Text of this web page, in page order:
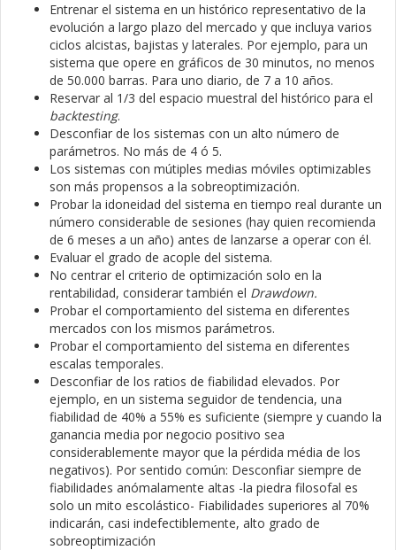
Entrenar el sistema en un histórico representativo de la
evolución a largo plazo del mercado y que incluya varios
ciclos alcistas, bajistas y laterales. Por ejemplo, para un
sistema que opere en gráficos de 30 minutos, no menos
de 50.000 barras. Para uno diario, de 7 a 10 años.
Reservar al 1/3 del espacio muestral del histórico para el
backtesting.
Desconfiar de los sistemas con un alto número de
parámetros. No más de 4 ó 5.
Los sistemas con mútiples medias móviles optimizables
son más propensos a la sobreoptimización.
Probar la idoneidad del sistema en tiempo real durante un
número considerable de sesiones (hay quien recomienda
de 6 meses a un año) antes de lanzarse a operar con él.
Evaluar el grado de acople del sistema.
No centrar el criterio de optimización solo en la
rentabilidad, considerar también el Drawdown.
Probar el comportamiento del sistema en diferentes
mercados con los mismos parámetros.
Probar el comportamiento del sistema en diferentes
escalas temporales.
Desconfiar de los ratios de fiabilidad elevados. Por
ejemplo, en un sistema seguidor de tendencia, una
fiabilidad de 40% a 55% es suficiente (siempre y cuando la
ganancia media por negocio positivo sea
considerablemente mayor que la pérdida média de los
negativos). Por sentido común: Desconfiar siempre de
fiabilidades anómalamente altas -la piedra filosofal es
solo un mito escolástico- Fiabilidades superiores al 70%
indicarán, casi indefectiblemente, alto grado de
sobreoptimización